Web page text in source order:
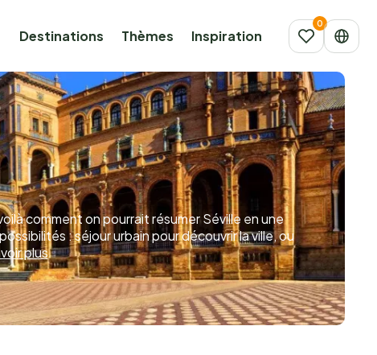
Destinations Thèmes Inspiration
comment on pourrait résumer Séville en une
: séjour urbain pour découvrir la ville, ou
plus